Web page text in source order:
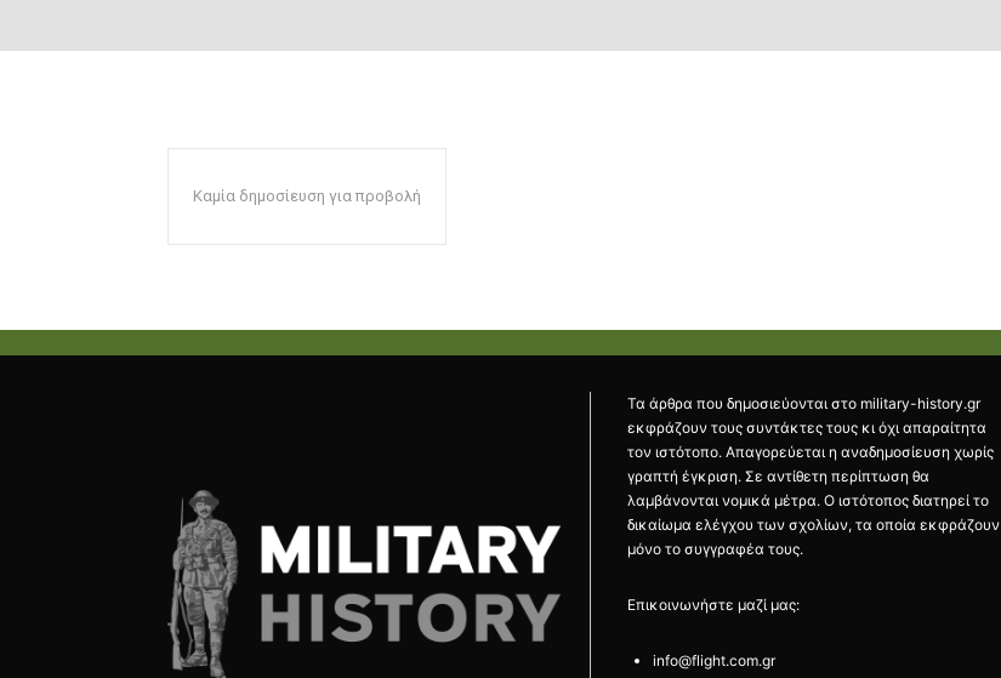
Καμία δημοσίευση για προβολή
Τα άρθρα που δημοσιεύονται στο military-history.gr
εκφράζουν τους συντάκτες τους κι όχι απαραίτητα
τον ιστότοπο. Απαγορεύεται η αναδημοσίευση χωρίς
γραπτή έγκριση. Σε αντίθετη περίπτωση θα
λαμβάνονται νομικά μέτρα. Ο ιστότοπος διατηρεί το
δικαίωμα ελέγχου των σχολίων, τα οποία εκφράζουν
μόνο το συγγραφέα τους.
Επικοινωνήστε μαζί μας:
info@flight.com.gr